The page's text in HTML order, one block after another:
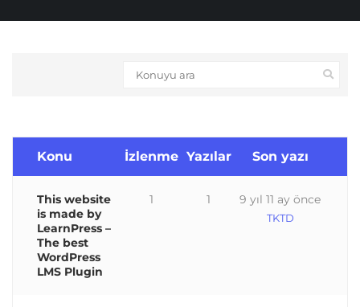
Konu İzlenme Yazılar Son yazı
This website
is made by
LearnPress –
The best
WordPress
LMS Plugin
1 1 9 yıl 11 ay önce
TKTD